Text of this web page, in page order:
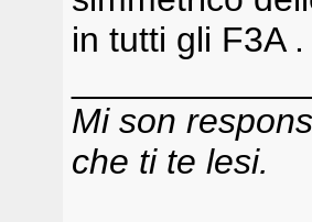
in tutti gli F3A .
Mi son
che ti te lesi.